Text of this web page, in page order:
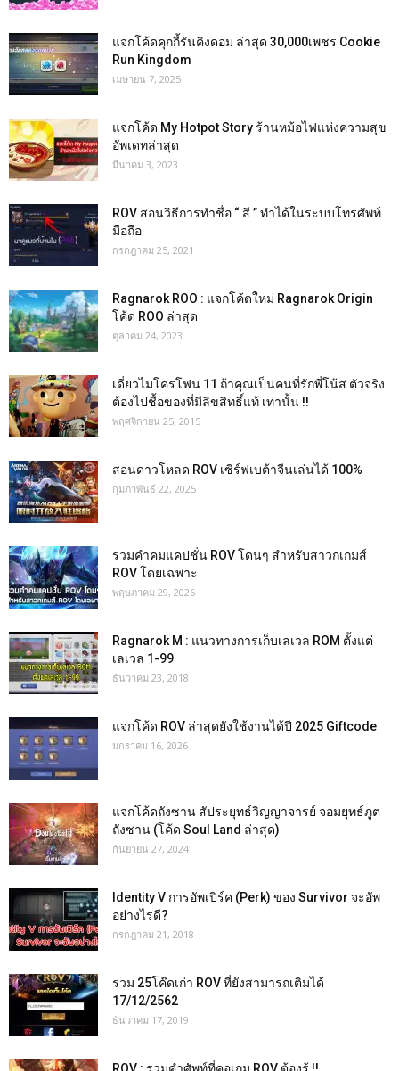
แจกโค้ดคุกกี้รันคิงดอม ล่าสุด 30,000เพชร Cookie
Run Kingdom
เมษายน 7, 2025
แจกโค้ด My Hotpot Story ร้านหม้อไฟแห่งความสุข
อัพเดทล่าสุด
มีนาคม 3, 2023
ROV สอนวิธีการทำชื่อ “ สี ” ทำได้ในระบบโทรศัพท์
มือถือ
กรกฎาคม 25, 2021
Ragnarok ROO : แจกโค้ดใหม่ Ragnarok Origin
โค้ด ROO ล่าสุด
ตุลาคม 24, 2023
เดี่ยวไมโครโฟน 11 ถ้าคุณเป็นคนที่รักพี่โน้ส ตัวจริง
ต้องไปชื้อของที่มีลิขสิทธิ์แท้ เท่านั้น !!
พฤศจิกายน 25, 2015
สอนดาวโหลด ROV เซิร์ฟเบต้าจีนเล่นได้ 100%
กุมภาพันธ์ 22, 2025
รวมคำคมแคปชั่น ROV โดนๆ สำหรับสาวกเกมส์
ROV โดยเฉพาะ
พฤษภาคม 29, 2026
Ragnarok M : แนวทางการเก็บเลเวล ROM ตั้งแต่
เลเวล 1-99
ธันวาคม 23, 2018
แจกโค้ด ROV ล่าสุดยังใช้งานได้ปี 2025 Giftcode
มกราคม 16, 2026
แจกโค้ดถังซาน สัประยุทธ์วิญญาจารย์ จอมยุทธ์ภูต
ถังซาน (โค้ด Soul Land ล่าสุด)
กันยายน 27, 2024
Identity V การอัพเปิร์ค (Perk) ของ Survivor จะอัพ
อย่างไรดี?
กรกฎาคม 21, 2018
รวม 25โค๊ดเก่า ROV ที่ยังสามารถเติมได้
17/12/2562
ธันวาคม 17, 2019